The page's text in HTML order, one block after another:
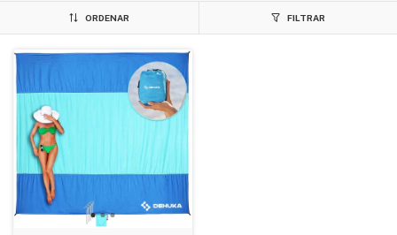
ORDENAR FILTRAR